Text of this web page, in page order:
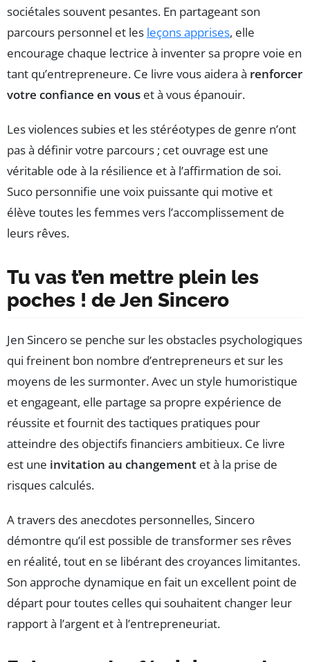
sociétales souvent pesantes. En partageant son
parcours personnel et les leçons apprises, elle
encourage chaque lectrice à inventer sa propre voie en
tant qu’entrepreneure. Ce livre vous aidera à renforcer
votre confiance en vous et à vous épanouir.
Les violences subies et les stéréotypes de genre n’ont
pas à définir votre parcours ; cet ouvrage est une
véritable ode à la résilience et à l’affirmation de soi.
Suco personnifie une voix puissante qui motive et
élève toutes les femmes vers l’accomplissement de
leurs rêves.
Tu vas t’en mettre plein les
poches ! de Jen Sincero
Jen Sincero se penche sur les obstacles psychologiques
qui freinent bon nombre d’entrepreneurs et sur les
moyens de les surmonter. Avec un style humoristique
et engageant, elle partage sa propre expérience de
réussite et fournit des tactiques pratiques pour
atteindre des objectifs financiers ambitieux. Ce livre
est une invitation au changement et à la prise de
risques calculés.
A travers des anecdotes personnelles, Sincero
démontre qu’il est possible de transformer ses rêves
en réalité, tout en se libérant des croyances limitantes.
Son approche dynamique en fait un excellent point de
départ pour toutes celles qui souhaitent changer leur
rapport à l’argent et à l’entrepreneuriat.